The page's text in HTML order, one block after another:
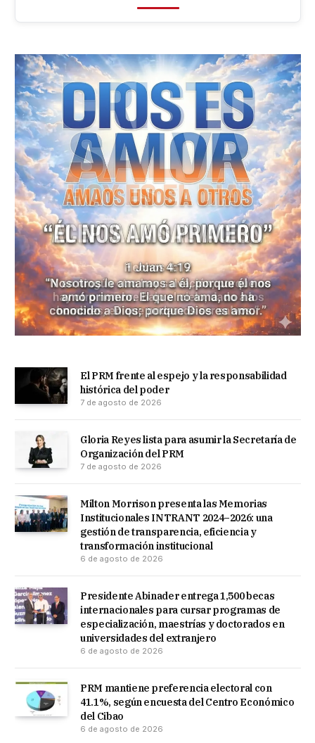
El PRM frente al espejo y la responsabilidad
histórica del poder
7 de agosto de 2026
Gloria Reyes lista para asumir la Secretaría de
Organización del PRM
7 de agosto de 2026
Milton Morrison presenta las Memorias
Institucionales INTRANT 2024–2026: una
gestión de transparencia, eficiencia y
transformación institucional
6 de agosto de 2026
Presidente Abinader entrega 1,500 becas
internacionales para cursar programas de
especialización, maestrías y doctorados en
universidades del extranjero
6 de agosto de 2026
PRM mantiene preferencia electoral con
41.1%, según encuesta del Centro Económico
del Cibao
6 de agosto de 2026